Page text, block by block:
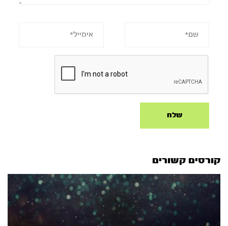
קורסים קשורים